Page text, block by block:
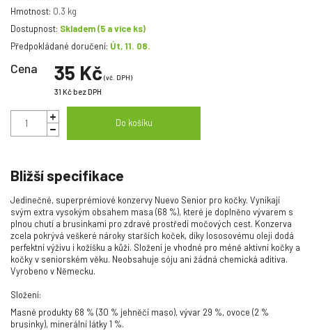
Hmotnost: 0.3 kg
Dostupnost: Skladem(5 a více ks)
Předpokládané doručení: Út, 11. 08.
Cena 35 Kč(vč. DPH)
31 Kčbez DPH
Do košíku
Bližší specifikace
Jedinečné, superprémiové konzervy Nuevo Senior pro kočky. Vynikají
svým extra vysokým obsahem masa (68 %), které je doplněno vývarem s
plnou chutí a brusinkami pro zdravé prostředí močových cest. Konzerva
zcela pokrývá veškeré nároky starších koček, díky lososovému oleji dodá
perfektní výživu i kožíšku a kůži. Složení je vhodné pro méně aktivní kočky a
kočky v seniorském věku. Neobsahuje sóju ani žádná chemická aditiva.
Vyrobeno v Německu.
Složení:
Masné produkty 68 % (30 % jehněčí maso), vývar 29 %, ovoce (2 %
brusinky), minerální látky 1 %.